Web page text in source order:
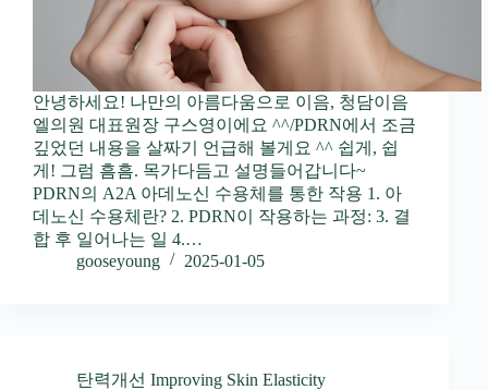
안녕하세요! 나만의 아름다움으로 이음, 청담이음
엘의원 대표원장 구스영이에요 ^^/PDRN에서 조금
깊었던 내용을 살짜기 언급해 볼게요 ^^ 쉽게, 쉽
게! 그럼 흠흠. 목가다듬고 설명들어갑니다~
PDRN의 A2A 아데노신 수용체를 통한 작용 1. 아
데노신 수용체란? 2. PDRN이 작용하는 과정: 3. 결
합 후 일어나는 일 4.…
gooseyoung
2025-01-05
탄력개선 Improving Skin Elasticity